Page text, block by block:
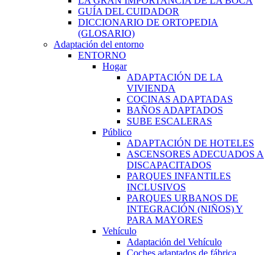
GUÍA DEL CUIDADOR
DICCIONARIO DE ORTOPEDIA
(GLOSARIO)
Adaptación del entorno
ENTORNO
Hogar
ADAPTACIÓN DE LA
VIVIENDA
COCINAS ADAPTADAS
BAÑOS ADAPTADOS
SUBE ESCALERAS
Público
ADAPTACIÓN DE HOTELES
ASCENSORES ADECUADOS A
DISCAPACITADOS
PARQUES INFANTILES
INCLUSIVOS
PARQUES URBANOS DE
INTEGRACIÓN (NIÑOS) Y
PARA MAYORES
Vehículo
Adaptación del Vehículo
Coches adaptados de fábrica